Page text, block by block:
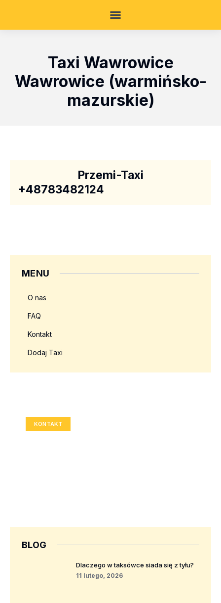
Taxi Wawrowice
Wawrowice (warmińsko-
mazurskie)
Przemi-Taxi
+48783482124
MENU
O nas
FAQ
Kontakt
Dodaj Taxi
KONTAKT
BLOG
Dlaczego w taksówce siada się z tyłu?
11 lutego, 2026